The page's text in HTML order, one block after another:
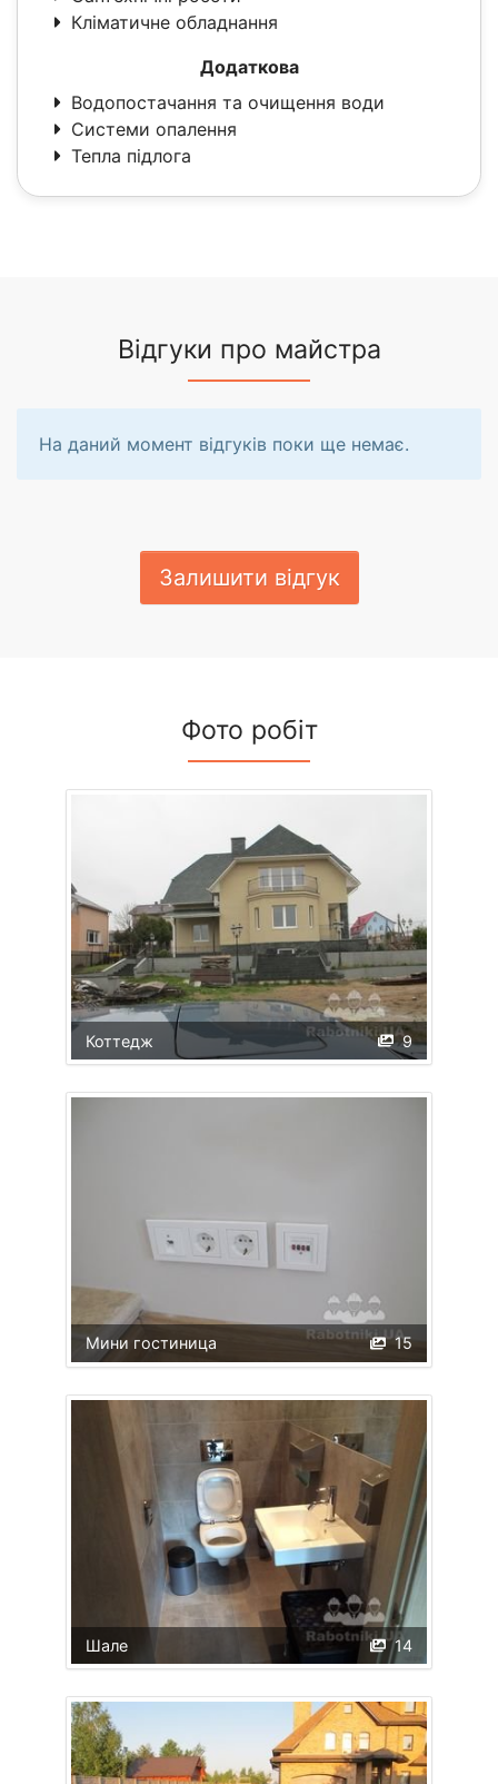
Кліматичне обладнання
Додаткова
Водопостачання та очищення води
Системи опалення
Тепла підлога
Відгуки про майстра
На даний момент відгуків поки ще немає.
Залишити відгук
Фото робіт
9
Коттедж
15
Мини гостиница
14
Шале